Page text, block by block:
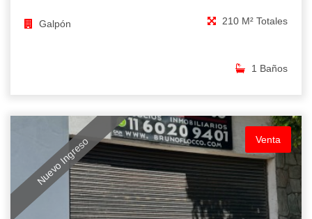
Galpón 210 M² Totales
1 Baños
Nuevo Ingreso Venta